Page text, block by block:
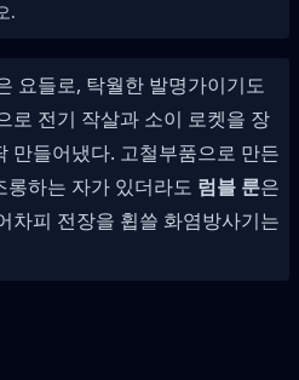
.
요들로, 탁월한 발명가이기도
로 전기 작살과 소이 로켓을 장
만들어냈다. 고철부품으로 만든
롱하는 자가 있더라도 럼블 룬은
차피 전장을 휩쓸 화염방사기는